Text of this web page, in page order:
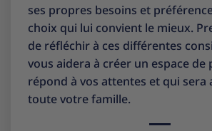
ses propres besoins et
choix qui lui convient le mieux.
de réfléchir à ces différentes
vous aidera à créer un espace de
répond à vos attentes et qui sera
toute votre famille.